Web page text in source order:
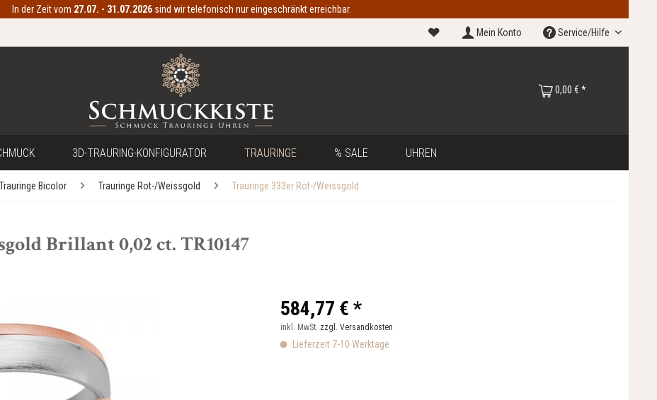
In der Zeit vom 27.07. - 31.07.2026 sind wir telefonisch nur eingeschränkt erreichbar.
Mein Konto Service/Hilfe
0,00 € *
3D-TRAURING-KONFIGURATOR TRAURINGE % SALE UHREN
Trauringe Bicolor Trauringe Rot-/Weissgold Trauringe 333er Rot-/Weissgold
Brillant 0,02 ct. TR10147
584,77 € *
inkl. MwSt. zzgl. Versandkosten
Lieferzeit 7-10 Werktage